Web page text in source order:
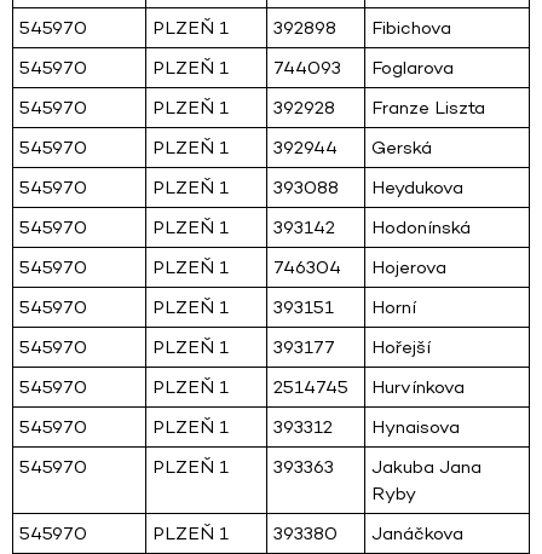
545970
PLZEŇ 1 392898
Fibichova
545970
PLZEŇ 1 744093
Foglarova
545970
PLZEŇ 1 392928
Franze Liszta
545970
PLZEŇ 1 392944
Gerská
545970
PLZEŇ 1 393088
Heydukova
545970
PLZEŇ 1 393142
Hodonínská
545970
PLZEŇ 1 746304
Hojerova
545970
PLZEŇ 1 393151
Horní
545970
PLZEŇ 1 393177
Hořejší
545970
PLZEŇ 1 2514745
Hurvínkova
545970
PLZEŇ 1 393312
Hynaisova
545970
PLZEŇ 1 393363
Jakuba Jana
Ryby
545970
PLZEŇ 1 393380
Janáčkova